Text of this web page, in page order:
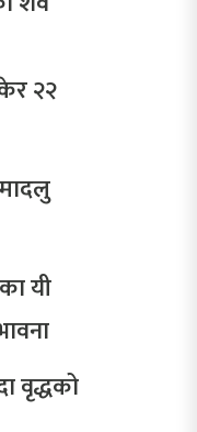
२२
यी
वृद्धको